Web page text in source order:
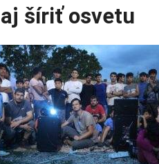
šíriť osvetu